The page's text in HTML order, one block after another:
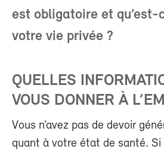
est obligatoire et qu’est-
votre vie privée ?
QUELLES
VOUS DONNER À
Vous n’avez pas de devoir
quant à votre état de santé. Si